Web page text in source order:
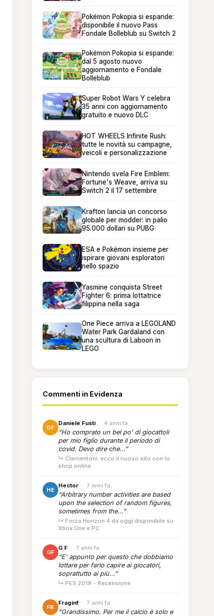
Pokémon Pokopia si espande:
disponibile il nuovo Pass
Fondale Bolleblub su Switch 2
Pokémon Pokopia si espande:
dal 5 agosto nuovo
aggiornamento e Fondale
Bolleblub
Super Robot Wars Y celebra
35 anni con aggiornamento
gratuito e nuovo DLC
HOT WHEELS Infinite Rush:
tutte le novità su campagne,
veicoli e personalizzazione
Nintendo svela Fire Emblem:
Fortune's Weave, arriva su
Switch 2 il 17 settembre
Krafton lancia un concorso
globale per modder: in palio
95.000 dollari su PUBG
ESA e Pokémon insieme per
ispirare giovani esploratori
nello spazio
Yasmine conquista Street
Fighter 6: prima lottatrice
filippina nella saga
One Piece arriva a LEGOLAND
Water Park Gardaland con
una scultura di Laboon in
LEGO
Commenti in Evidenza
DF
Daniele Fusti · 4 anni fa
“Ho comprato un bel po' di giocattoli
per mio figlio durante il periodo di
covid. Devo dire che...”
↳ Clementoni: ecco il nuovo sito con lo
shop online
HE
Hector · 7 anni fa
“Arbitrary number activities are based
upon the selection of random figures,
sometimes from the...”
↳ Forza Horizon 4 da oggi disponibile su
Xbox One e PC
GF
G F · 7 anni fa
“E' appunto per questo che dobbiamo
lottare per farlo capire ai giocatori,
soprattutto ai più...”
↳ PES 2019 - Recensione
FR
Fraginf · 7 anni fa
“Grandissimo. Per me il calcio è solo e